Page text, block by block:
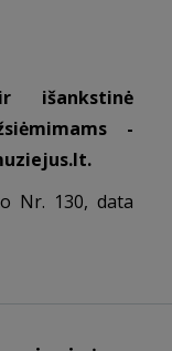
išankstinė
-
.
Nr. 130, data